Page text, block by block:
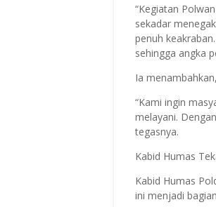
“Kegiatan
sekadar
penuh
sehingga angka
Ia
“Kami ingin
melayani.
tegasnya.
Kabid Humas
Kabid Humas
ini menjadi